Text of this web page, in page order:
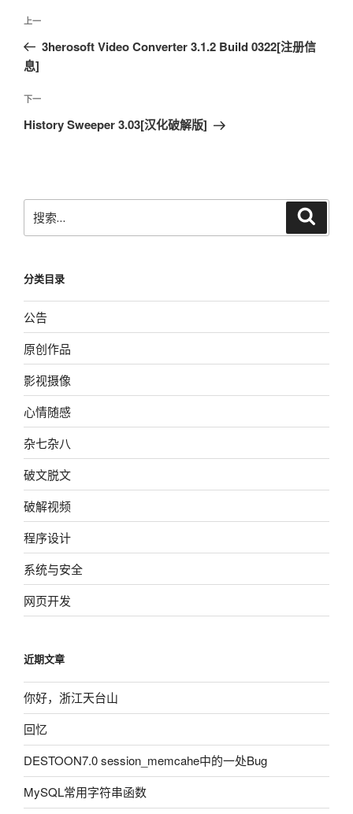
文
导
航
上
一
篇
章
上一
3herosoft Video Converter 3.1.2 Build 0322[注册信
息]
下
一
下一
History Sweeper 3.03[汉化破解版]
搜
索：
分类目录
公告
原创作品
影视摄像
心情随感
杂七杂八
破文脱文
破解视频
程序设计
系统与安全
网页开发
近期文章
你好，浙江天台山
回忆
DESTOON7.0 session_memcahe中的一处Bug
MySQL常用字符串函数